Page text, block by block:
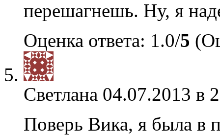
перешагнешь. Ну, я
Оценка ответа: 1.0/5
Светлана 04.07.2013 в
Поверь Вика, я была в